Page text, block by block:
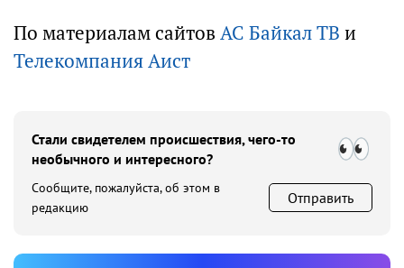
По материалам сайтов АС Байкал ТВ и
Телекомпания Аист
Стали свидетелем происшествия, чего-то
необычного и интересного?
Сообщите, пожалуйста, об этом в
редакцию
Отправить